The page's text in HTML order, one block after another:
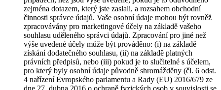
zejména dotazem, který jste zaslali, a rozsahem obchodní
činnosti správce údajů. Vaše osobní údaje mohou být rovněž
zpracovávány pro marketingové účely na základě vašeho
souhlasu uděleného správci údajů. Zpracování pro jiné než
výše uvedené účely může být prováděno: (i) na základě
získání dodatečného souhlasu, (ii) na základě platných
právních předpisů, nebo (iii) pokud je to slučitelné s účelem,
pro který byly osobní údaje původně shromážděny (čl. 6 odst.
4 nařízení Evropského parlamentu a Rady (EU) 2016/679 ze
dne 27. dubna 2016 o ochraně fyzických osob v souvislosti se